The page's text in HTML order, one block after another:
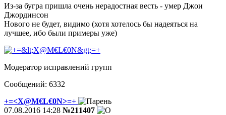
Из-за бугра пришла очень нерадостная весть - умер Джои
Джординсон
Нового не будет, видимо (хотя хотелось бы надеяться на
лучшее, ибо были примеры уже)
Модератор исправлений групп
Сообщений: 6332
+=<X@M€L€0N>=+
07.08.2016 14:28 №211407